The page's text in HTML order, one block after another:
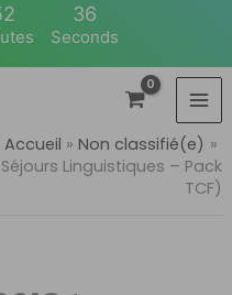
Accueil
Non classifié(e)
Linguistiques – Pack
TCF)
35
Seconds